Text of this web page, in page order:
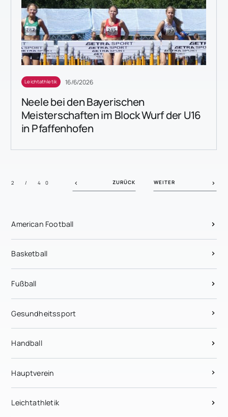
Leichtathletik 16/6/2026
Neele bei den Bayerischen
Meisterschaften im Block Wurf der U16
in Pfaffenhofen
ZURÜCK WEITER
2 / 40
American Football
Basketball
Fußball
Gesundheitssport
Handball
Hauptverein
Leichtathletik